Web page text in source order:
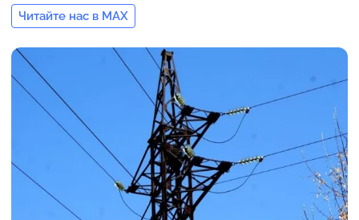
Читайте нас в MAX